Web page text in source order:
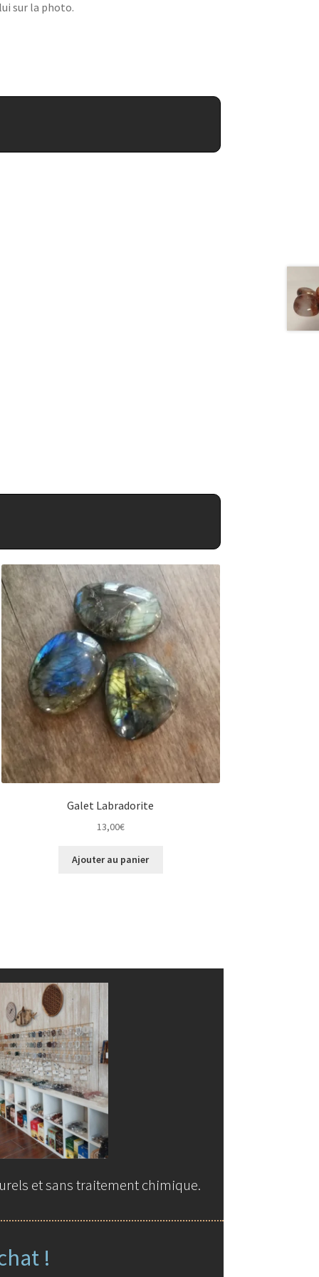
sur la photo.
Galet Labradorite
13,00€
Ajouter au panier
et sans traitement chimique.
!